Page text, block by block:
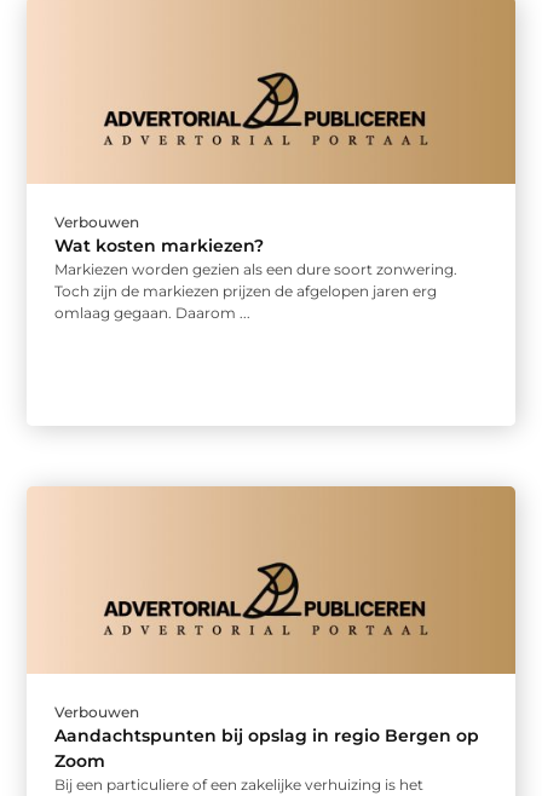
Verbouwen
Wat kosten markiezen?
Markiezen worden gezien als een dure soort zonwering.
Toch zijn de markiezen prijzen de afgelopen jaren erg
omlaag gegaan. Daarom ...
Verbouwen
Aandachtspunten bij opslag in regio Bergen op
Zoom
Bij een particuliere of een zakelijke verhuizing is het